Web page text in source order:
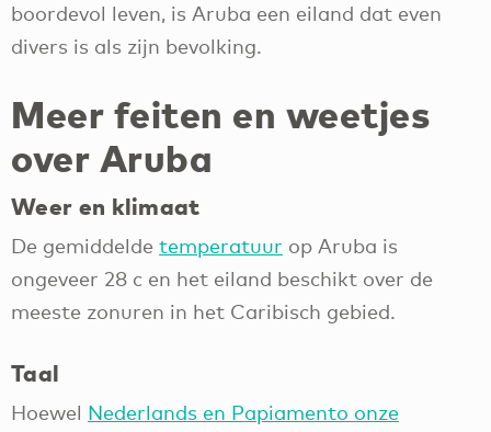
boordevol leven, is Aruba een eiland dat even
divers is als zijn bevolking.
Meer feiten en weetjes
over Aruba
Weer en klimaat
De gemiddelde temperatuur op Aruba is
ongeveer 28 c en het eiland beschikt over de
meeste zonuren in het Caribisch gebied.
Taal
Hoewel Nederlands en Papiamento onze